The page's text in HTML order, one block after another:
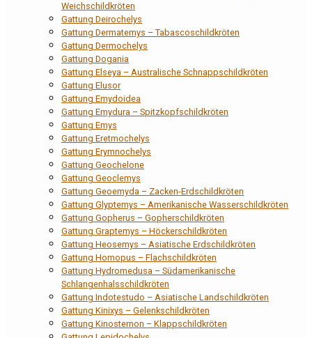
Weichschildkröten
Gattung Deirochelys
Gattung Dermatemys – Tabascoschildkröten
Gattung Dermochelys
Gattung Dogania
Gattung Elseya – Australische Schnappschildkröten
Gattung Elusor
Gattung Emydoidea
Gattung Emydura – Spitzkopfschildkröten
Gattung Emys
Gattung Eretmochelys
Gattung Erymnochelys
Gattung Geochelone
Gattung Geoclemys
Gattung Geoemyda – Zacken-Erdschildkröten
Gattung Glyptemys – Amerikanische Wasserschildkröten
Gattung Gopherus – Gopherschildkröten
Gattung Graptemys – Höckerschildkröten
Gattung Heosemys – Asiatische Erdschildkröten
Gattung Homopus – Flachschildkröten
Gattung Hydromedusa – Südamerikanische
Schlangenhalsschildkröten
Gattung Indotestudo – Asiatische Landschildkröten
Gattung Kinixys – Gelenkschildkröten
Gattung Kinosternon – Klappschildkröten